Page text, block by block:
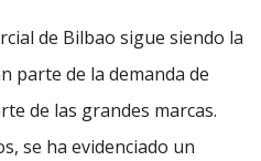
de Bilbao sigue siendo la
parte de la demanda de
de las grandes marcas.
se ha evidenciado un